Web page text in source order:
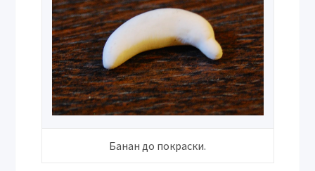
Банан до покраски.